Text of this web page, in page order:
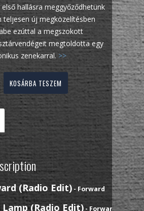
hallásra meggyőződhetünk
teljesen új megközelítésben
ezúttal a megszokott
megtoldotta egy
zenekarral. >>
KOSÁRBA TESZEM
(Radio Edit) - Forward
Lamp (Radio Edit) - Forward